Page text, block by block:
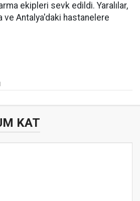
ekipleri sevk edildi. Yaralılar,
ve Antalya'daki hastanelere
KAT